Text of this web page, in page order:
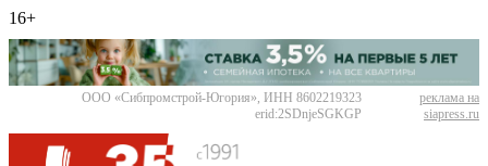
16+
ООО «Сибпромстрой-Югория», ИНН 8602219323
erid:2SDnjeSGKGP
реклама на
siapress.ru